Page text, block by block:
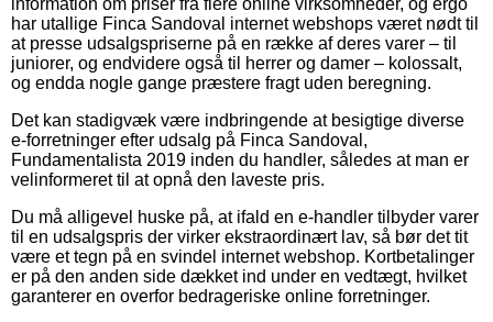
har utallige Finca Sandoval internet webshops været nødt til
at presse udsalgspriserne på en række af deres varer – til
juniorer, og endvidere også til herrer og damer – kolossalt,
og endda nogle gange præstere fragt uden beregning.
Det kan stadigvæk være indbringende at besigtige diverse
e-forretninger efter udsalg på Finca Sandoval,
Fundamentalista 2019 inden du handler, således at man er
velinformeret til at opnå den laveste pris.
Du må alligevel huske på, at ifald en e-handler tilbyder varer
til en udsalgspris der virker ekstraordinært lav, så bør det tit
være et tegn på en svindel internet webshop. Kortbetalinger
er på den anden side dækket ind under en vedtægt, hvilket
garanterer en overfor bedrageriske online forretninger.